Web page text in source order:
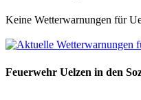
Keine Wetterwarnungen für
Feuerwehr Uelzen in den